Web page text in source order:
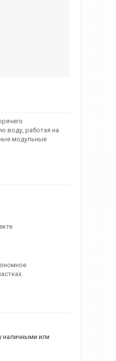
воду, работая на
модульные
наличными или